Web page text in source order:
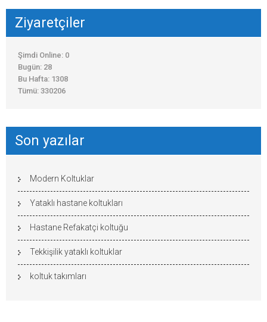
Ziyaretçiler
Şimdi Online: 0
Bugün: 28
Bu Hafta: 1308
Tümü: 330206
Son yazılar
Modern Koltuklar
Yataklı hastane koltukları
Hastane Refakatçi koltuğu
Tekkişilik yataklı koltuklar
koltuk takımları